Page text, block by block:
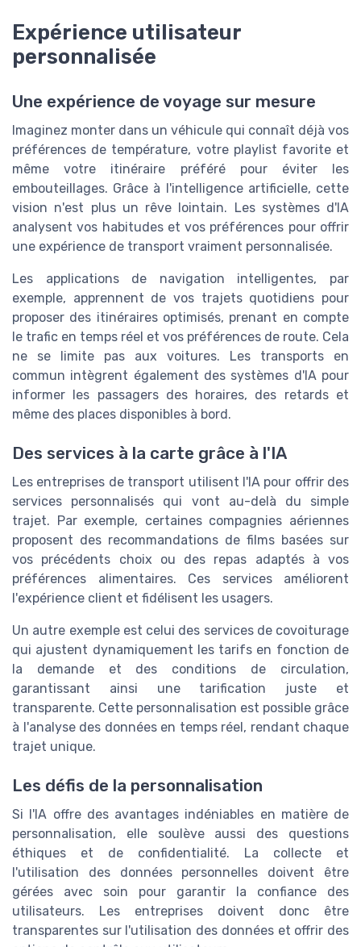
Expérience utilisateur
personnalisée
Une expérience de voyage sur mesure
Imaginez monter dans un véhicule qui connaît déjà vos
préférences de température, votre playlist favorite et
même votre itinéraire préféré pour éviter les
embouteillages. Grâce à l'intelligence artificielle, cette
vision n'est plus un rêve lointain. Les systèmes d'IA
analysent vos habitudes et vos préférences pour offrir
une expérience de transport vraiment personnalisée.
Les applications de navigation intelligentes, par
exemple, apprennent de vos trajets quotidiens pour
proposer des itinéraires optimisés, prenant en compte
le trafic en temps réel et vos préférences de route. Cela
ne se limite pas aux voitures. Les transports en
commun intègrent également des systèmes d'IA pour
informer les passagers des horaires, des retards et
même des places disponibles à bord.
Des services à la carte grâce à l'IA
Les entreprises de transport utilisent l'IA pour offrir des
services personnalisés qui vont au-delà du simple
trajet. Par exemple, certaines compagnies aériennes
proposent des recommandations de films basées sur
vos précédents choix ou des repas adaptés à vos
préférences alimentaires. Ces services améliorent
l'expérience client et fidélisent les usagers.
Un autre exemple est celui des services de covoiturage
qui ajustent dynamiquement les tarifs en fonction de
la demande et des conditions de circulation,
garantissant ainsi une tarification juste et
transparente. Cette personnalisation est possible grâce
à l'analyse des données en temps réel, rendant chaque
trajet unique.
Les défis de la personnalisation
Si l'IA offre des avantages indéniables en matière de
personnalisation, elle soulève aussi des questions
éthiques et de confidentialité. La collecte et
l'utilisation des données personnelles doivent être
gérées avec soin pour garantir la confiance des
utilisateurs. Les entreprises doivent donc être
transparentes sur l'utilisation des données et offrir des